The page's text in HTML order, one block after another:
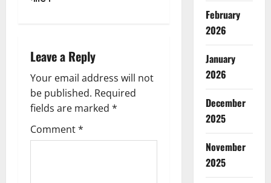
v
i
g
a
t
Leave a Reply
Your email address will not
be published. Required
fields are marked *
Comment*
February
2026
January
2026
December
2025
November
2025